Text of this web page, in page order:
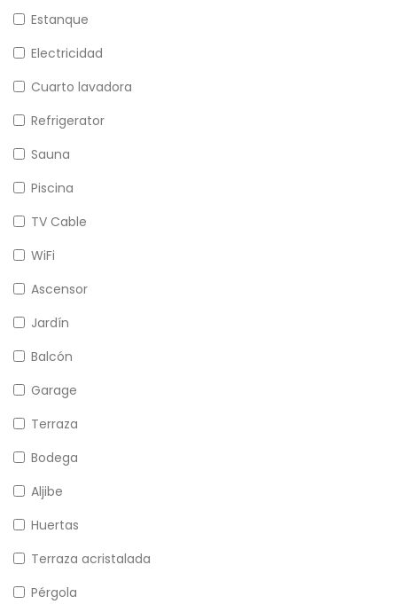
Estanque
Electricidad
Cuarto lavadora
Refrigerator
Sauna
Piscina
TV Cable
WiFi
Ascensor
Jardín
Balcón
Garage
Terraza
Bodega
Aljibe
Huertas
Terraza acristalada
Pérgola